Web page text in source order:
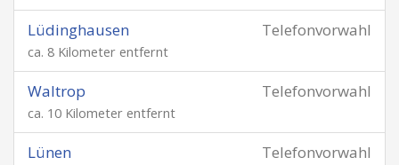
Telefonvorwahl
Lüdinghausen
ca. 8 Kilometer entfernt
Telefonvorwahl
Waltrop
ca. 10 Kilometer entfernt
Telefonvorwahl
Lünen